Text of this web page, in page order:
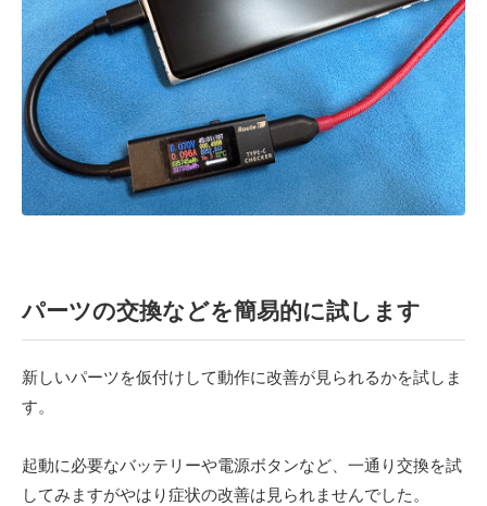
パーツの交換などを簡易的に試します
新しいパーツを仮付けして動作に改善が見られるかを試しま
す。
起動に必要なバッテリーや電源ボタンなど、一通り交換を試
してみますがやはり症状の改善は見られませんでした。